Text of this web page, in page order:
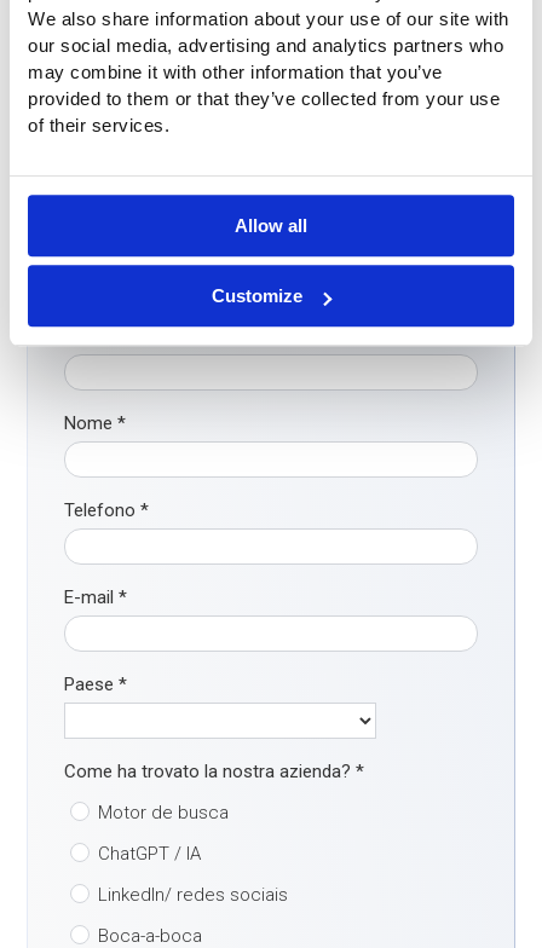
We also share information about your use of our site with
our social media, advertising and analytics partners who
may combine it with other information that you’ve
provided to them or that they’ve collected from your use
of their services.
Allow all
Customize
Perguntas?
hesite em contactar-nos. Ligue-nos para o número
+31 (0)316-250830. Mas ainda mais fácil: preencha
diretamente o formulário de contacto abaixo. Entraremos
em contacto consigo o mais rapidamente possível!
Nome*
Telefono*
E-mail*
Paese*
Come ha trovato la nostra azienda?*
Motor de busca
ChatGPT / IA
LinkedIn/ redes sociais
Boca-a-boca